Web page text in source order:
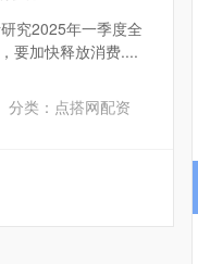
究2025年一季度全
要加快释放消费....
分类： 点搭网配资